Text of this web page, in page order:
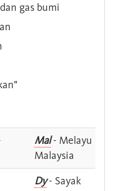
gas bumi
Mal- Melayu -
Malaysia
Dy- Sayak